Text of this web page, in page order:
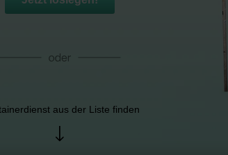
aus der Liste finden